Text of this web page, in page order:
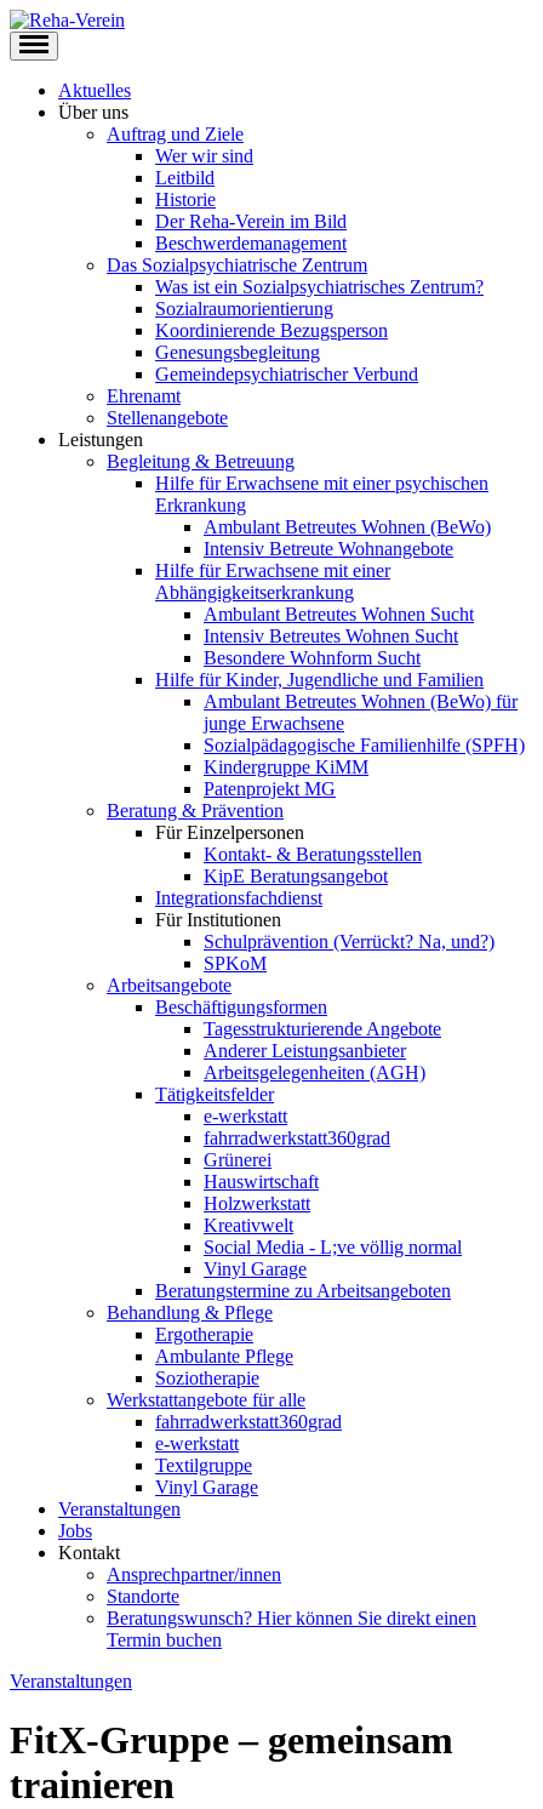
Aktuelles
Über uns
Auftrag und Ziele
Wer wir sind
Leitbild
Historie
Der Reha-Verein im Bild
Beschwerdemanagement
Das Sozialpsychiatrische Zentrum
Was ist ein Sozialpsychiatrisches Zentrum?
Sozialraumorientierung
Koordinierende Bezugsperson
Genesungsbegleitung
Gemeindepsychiatrischer Verbund
Ehrenamt
Stellenangebote
Leistungen
Begleitung & Betreuung
Hilfe für Erwachsene mit einer psychischen
Erkrankung
Ambulant Betreutes Wohnen (BeWo)
Intensiv Betreute Wohnangebote
Hilfe für Erwachsene mit einer
Abhängigkeitserkrankung
Ambulant Betreutes Wohnen Sucht
Intensiv Betreutes Wohnen Sucht
Besondere Wohnform Sucht
Hilfe für Kinder, Jugendliche und Familien
Ambulant Betreutes Wohnen (BeWo) für
junge Erwachsene
Sozialpädagogische Familienhilfe (SPFH)
Kindergruppe KiMM
Patenprojekt MG
Beratung & Prävention
Für Einzelpersonen
Kontakt- & Beratungsstellen
KipE Beratungsangebot
Integrationsfachdienst
Für Institutionen
Schulprävention (Verrückt? Na, und?)
SPKoM
Arbeitsangebote
Beschäftigungsformen
Tagesstrukturierende Angebote
Anderer Leistungsanbieter
Arbeitsgelegenheiten (AGH)
Tätigkeitsfelder
e-werkstatt
fahrradwerkstatt360grad
Grünerei
Hauswirtschaft
Holzwerkstatt
Kreativwelt
Social Media - L;ve völlig normal
Vinyl Garage
Beratungstermine zu Arbeitsangeboten
Behandlung & Pflege
Ergotherapie
Ambulante Pflege
Soziotherapie
Werkstattangebote für alle
fahrradwerkstatt360grad
e-werkstatt
Textilgruppe
Vinyl Garage
Veranstaltungen
Jobs
Kontakt
Ansprechpartner/innen
Standorte
Beratungswunsch? Hier können Sie direkt einen
Termin buchen
Veranstaltungen
FitX-Gruppe – gemeinsam
trainieren